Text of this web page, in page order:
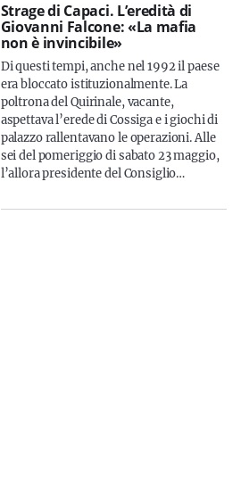
Strage di Capaci. L’eredità di
Giovanni Falcone: «La mafia
non è invincibile»
Di questi tempi, anche nel 1992 il paese
era bloccato istituzionalmente. La
poltrona del Quirinale, vacante,
aspettava l’erede di Cossiga e i giochi di
palazzo rallentavano le operazioni. Alle
sei del pomeriggio di sabato 23 maggio,
l’allora presidente del Consiglio…